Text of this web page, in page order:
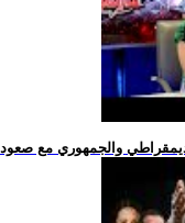
والجمهوري مع